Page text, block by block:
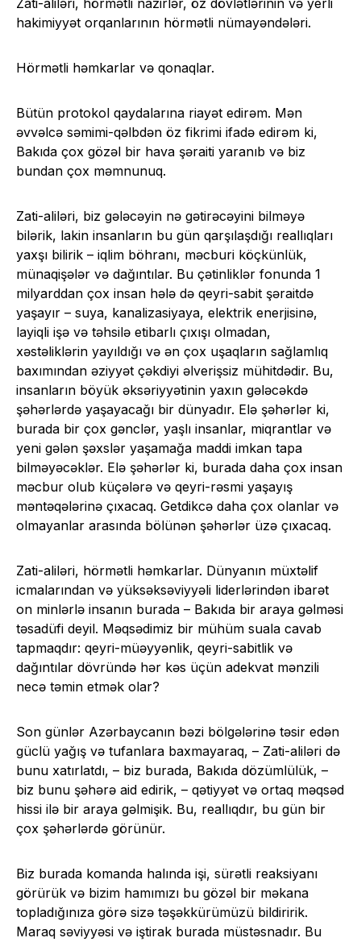
Zati-aliləri, hörmətli nazirlər, öz dövlətlərinin və yerli
hakimiyyət orqanlarının hörmətli nümayəndələri.
Hörmətli həmkarlar və qonaqlar.
Bütün protokol qaydalarına riayət edirəm. Mən
əvvəlcə səmimi-qəlbdən öz fikrimi ifadə edirəm ki,
Bakıda çox gözəl bir hava şəraiti yaranıb və biz
bundan çox məmnunuq.
Zati-aliləri, biz gələcəyin nə gətirəcəyini bilməyə
bilərik, lakin insanların bu gün qarşılaşdığı reallıqları
yaxşı bilirik – iqlim böhranı, məcburi köçkünlük,
münaqişələr və dağıntılar. Bu çətinliklər fonunda 1
milyarddan çox insan hələ də qeyri-sabit şəraitdə
yaşayır – suya, kanalizasiyaya, elektrik enerjisinə,
layiqli işə və təhsilə etibarlı çıxışı olmadan,
xəstəliklərin yayıldığı və ən çox uşaqların sağlamlıq
baxımından əziyyət çəkdiyi əlverişsiz mühitdədir. Bu,
insanların böyük əksəriyyətinin yaxın gələcəkdə
şəhərlərdə yaşayacağı bir dünyadır. Elə şəhərlər ki,
burada bir çox gənclər, yaşlı insanlar, miqrantlar və
yeni gələn şəxslər yaşamağa maddi imkan tapa
bilməyəcəklər. Elə şəhərlər ki, burada daha çox insan
məcbur olub küçələrə və qeyri-rəsmi yaşayış
məntəqələrinə çıxacaq. Getdikcə daha çox olanlar və
olmayanlar arasında bölünən şəhərlər üzə çıxacaq.
Zati-aliləri, hörmətli həmkarlar. Dünyanın müxtəlif
icmalarından və yüksəksəviyyəli liderlərindən ibarət
on minlərlə insanın burada – Bakıda bir araya gəlməsi
təsadüfi deyil. Məqsədimiz bir mühüm suala cavab
tapmaqdır: qeyri-müəyyənlik, qeyri-sabitlik və
dağıntılar dövründə hər kəs üçün adekvat mənzili
necə təmin etmək olar?
Son günlər Azərbaycanın bəzi bölgələrinə təsir edən
güclü yağış və tufanlara baxmayaraq, – Zati-aliləri də
bunu xatırlatdı, – biz burada, Bakıda dözümlülük, –
biz bunu şəhərə aid edirik, – qətiyyət və ortaq məqsəd
hissi ilə bir araya gəlmişik. Bu, reallıqdır, bu gün bir
çox şəhərlərdə görünür.
Biz burada komanda halında işi, sürətli reaksiyanı
görürük və bizim hamımızı bu gözəl bir məkana
topladığınıza görə sizə təşəkkürümüzü bildiririk.
Maraq səviyyəsi və iştirak burada müstəsnadır. Bu